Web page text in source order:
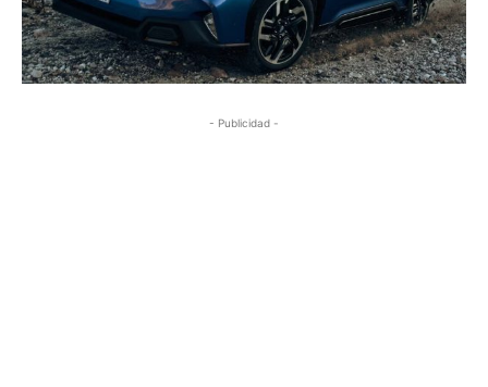
- Publicidad -